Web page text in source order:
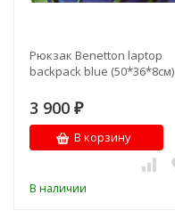
Рюкзак Benetton laptop
backpack blue (50*36*8см)
3 900 ₽
В корзину
В наличии